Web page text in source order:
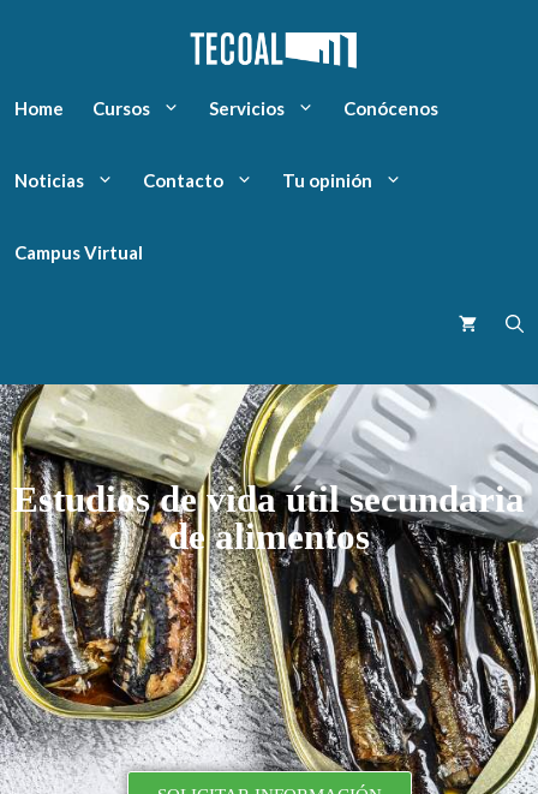
Home Cursos Servicios Conócenos
Noticias Contacto Tu opinión
Campus Virtual
Estudios de vida útil secundaria
de alimentos